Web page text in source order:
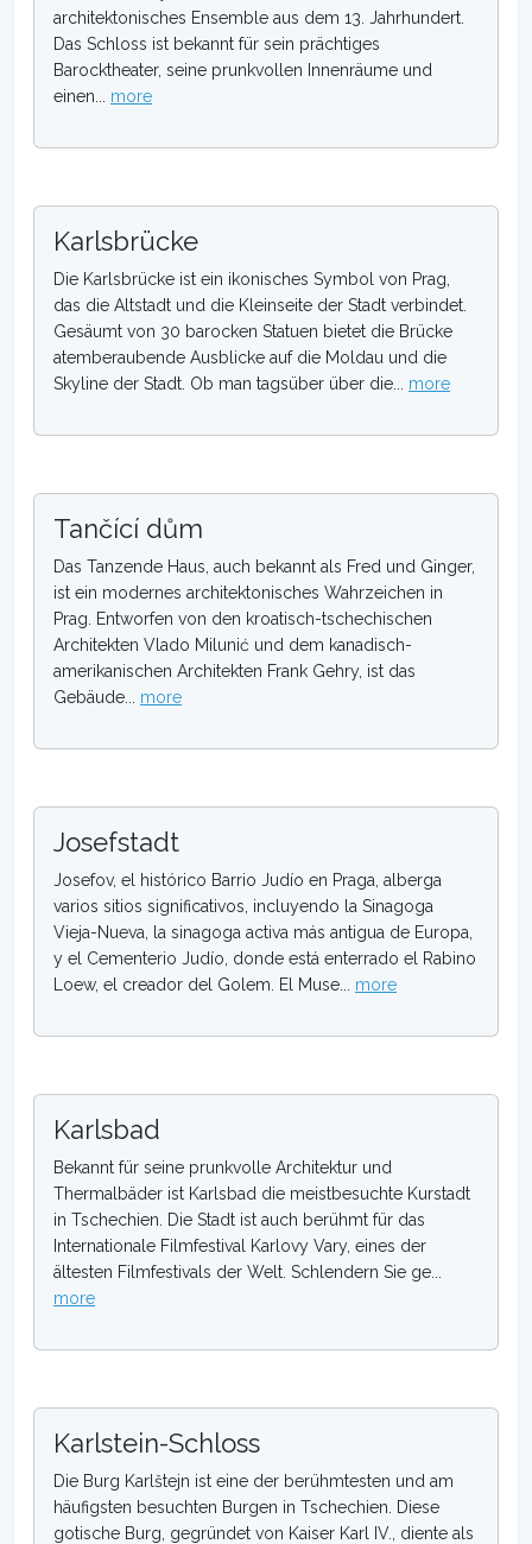
architektonisches Ensemble aus dem 13. Jahrhundert.
Das Schloss ist bekannt für sein prächtiges
Barocktheater, seine prunkvollen Innenräume und
einen... more
Karlsbrücke
Die Karlsbrücke ist ein ikonisches Symbol von Prag,
das die Altstadt und die Kleinseite der Stadt verbindet.
Gesäumt von 30 barocken Statuen bietet die Brücke
atemberaubende Ausblicke auf die Moldau und die
Skyline der Stadt. Ob man tagsüber über die... more
Tančící dům
Das Tanzende Haus, auch bekannt als Fred und Ginger,
ist ein modernes architektonisches Wahrzeichen in
Prag. Entworfen von den kroatisch-tschechischen
Architekten Vlado Milunić und dem kanadisch-
amerikanischen Architekten Frank Gehry, ist das
Gebäude... more
Josefstadt
Josefov, el histórico Barrio Judío en Praga, alberga
varios sitios significativos, incluyendo la Sinagoga
Vieja-Nueva, la sinagoga activa más antigua de Europa,
y el Cementerio Judío, donde está enterrado el Rabino
Loew, el creador del Golem. El Muse... more
Karlsbad
Bekannt für seine prunkvolle Architektur und
Thermalbäder ist Karlsbad die meistbesuchte Kurstadt
in Tschechien. Die Stadt ist auch berühmt für das
Internationale Filmfestival Karlovy Vary, eines der
ältesten Filmfestivals der Welt. Schlendern Sie ge...
more
Karlstein-Schloss
Die Burg Karlštejn ist eine der berühmtesten und am
häufigsten besuchten Burgen in Tschechien. Diese
gotische Burg, gegründet von Kaiser Karl IV., diente als